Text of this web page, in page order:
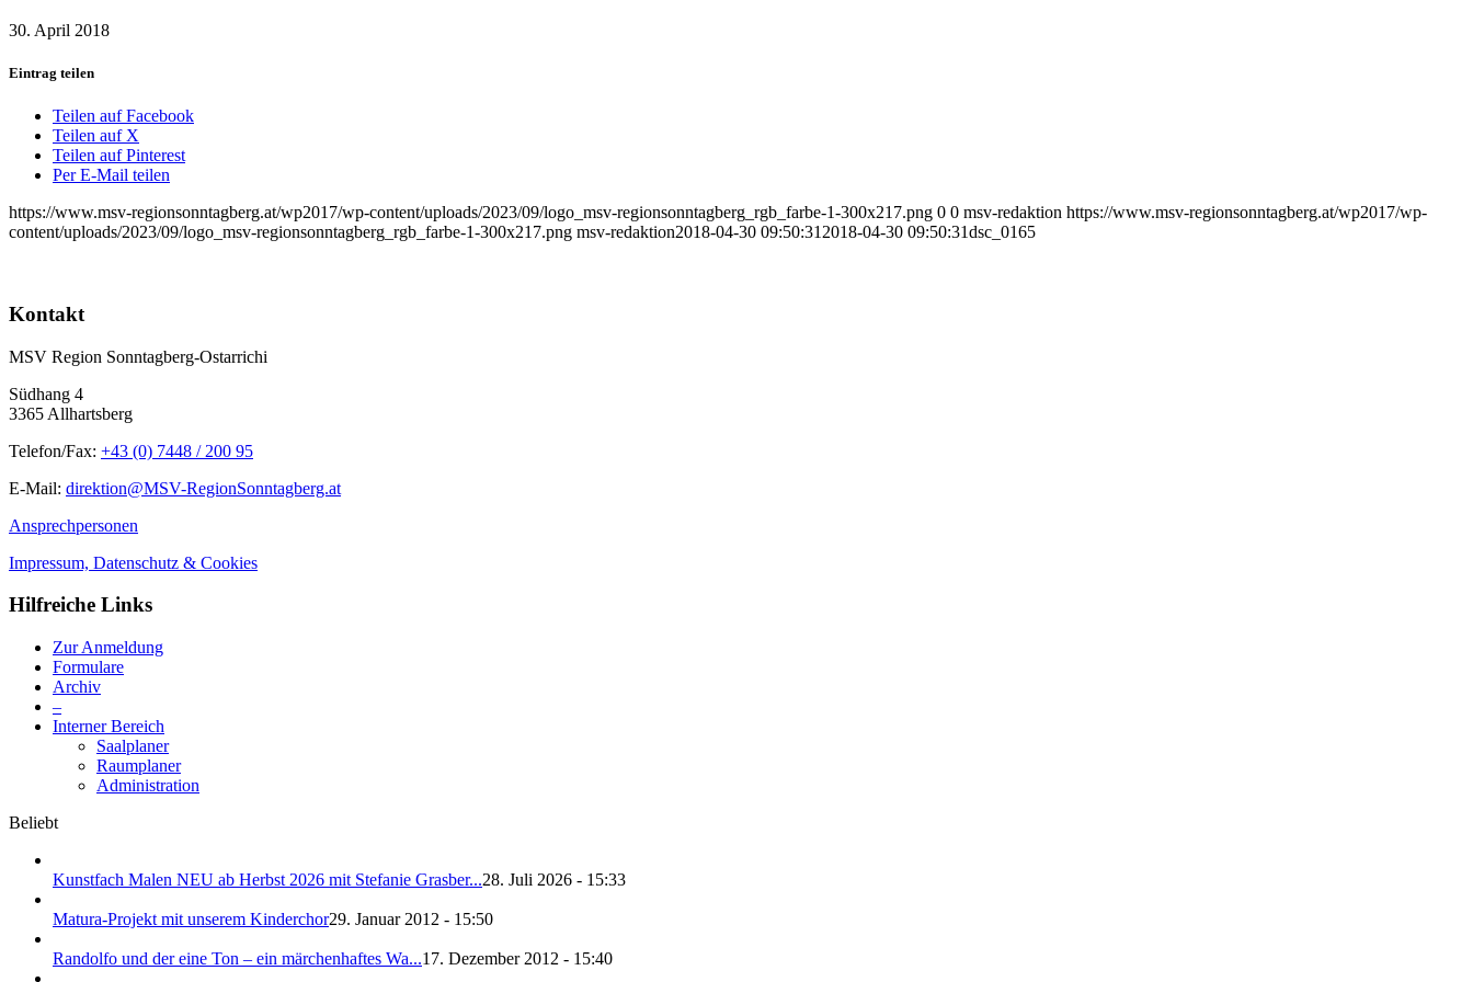
30. April 2018
Eintrag teilen
Teilen auf Facebook
Teilen auf X
Teilen auf Pinterest
Per E-Mail teilen
https://www.msv-regionsonntagberg.at/wp2017/wp-content/uploads/2023/09/logo_msv-regionsonntagberg_rgb_farbe-1-300x217.png 0 0 msv-redaktion https://www.msv-regionsonntagberg.at/wp2017/wp-
content/uploads/2023/09/logo_msv-regionsonntagberg_rgb_farbe-1-300x217.png msv-redaktion2018-04-30 09:50:31 2018-04-30 09:50:31dsc_0165
Kontakt
MSV Region Sonntagberg-Ostarrichi
Südhang 4
3365 Allhartsberg
Telefon/Fax: +43 (0) 7448 / 200 95
E-Mail: direktion@MSV-RegionSonntagberg.at
Ansprechpersonen
Impressum, Datenschutz & Cookies
Hilfreiche Links
Zur Anmeldung
Formulare
Archiv
–
Interner Bereich
Saalplaner
Raumplaner
Administration
Beliebt
Kunstfach Malen NEU ab Herbst 2026 mit Stefanie Grasber...28. Juli 2026 - 15:33
Matura-Projekt mit unserem Kinderchor29. Januar 2012 - 15:50
Randolfo und der eine Ton – ein märchenhaftes Wa...17. Dezember 2012 - 15:40